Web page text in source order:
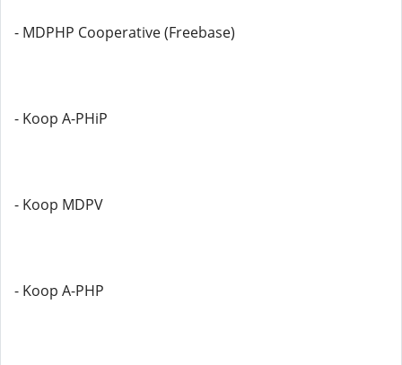
- MDPHP Cooperative (Freebase)
- Koop A-PHiP
- Koop MDPV
- Koop A-PHP